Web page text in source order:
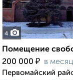
4
Помещение
200 000 ₽ в месяц
Первомайский